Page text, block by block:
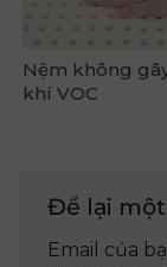
Nệm không
khí VOC
Để lại
Email của